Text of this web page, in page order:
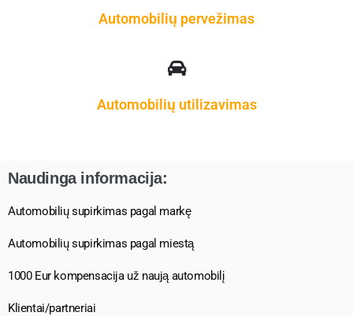
Automobilių pervežimas
Automobilių utilizavimas
Naudinga informacija:
Automobilių supirkimas pagal markę
Automobilių supirkimas pagal miestą
1000 Eur kompensacija už naują automobilį
Klientai/partneriai